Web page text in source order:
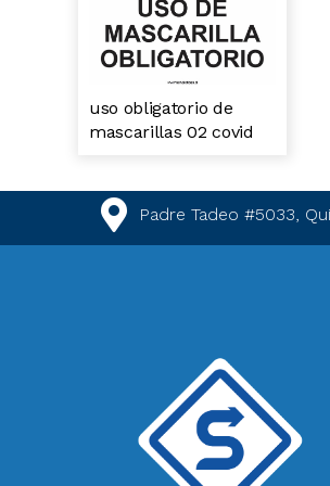
uso obligatorio de
mascarillas 02 covid
Padre Tadeo #5033,